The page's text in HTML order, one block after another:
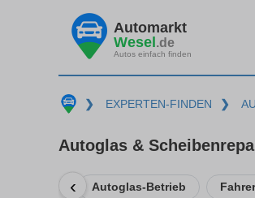
Automarkt
Wesel.de
Autos einfach finden
❯ EXPERTEN-FINDEN ❯
Autoglas &
‹ Autoglas-Betrieb